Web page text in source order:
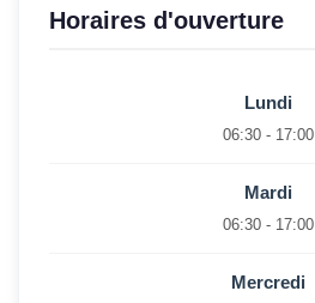
Horaires d'ouverture
Lundi
06:30 - 17:00
Mardi
06:30 - 17:00
Mercredi